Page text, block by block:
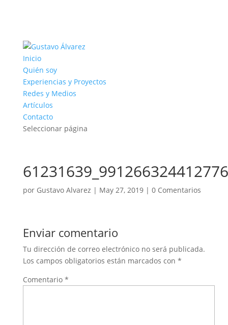
Inicio
Quién soy
Experiencias y Proyectos
Redes y Medios
Artículos
Contacto
Seleccionar página
por Gustavo Alvarez | May 27, 2019| 0 Comentarios
Enviar comentario
Tu dirección de correo electrónico no será publicada.
Los campos obligatorios están marcados con *
Comentario *